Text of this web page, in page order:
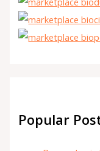
Popular